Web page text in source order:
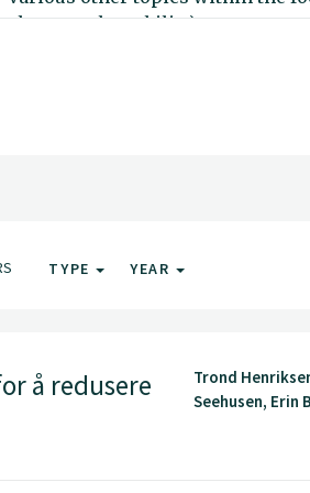
change vulnerability)
TYPE YEAR
å redusere
Trond
Seehusen, Erin